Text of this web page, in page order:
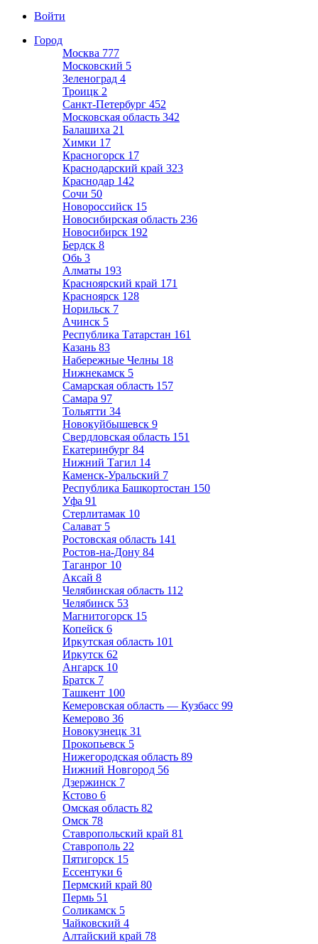
Войти
Город
Москва 777
Московский 5
Зеленоград 4
Троицк 2
Санкт-Петербург 452
Московская область 342
Балашиха 21
Химки 17
Красногорск 17
Краснодарский край 323
Краснодар 142
Сочи 50
Новороссийск 15
Новосибирская область 236
Новосибирск 192
Бердск 8
Обь 3
Алматы 193
Красноярский край 171
Красноярск 128
Норильск 7
Ачинск 5
Республика Татарстан 161
Казань 83
Набережные Челны 18
Нижнекамск 5
Самарская область 157
Самара 97
Тольятти 34
Новокуйбышевск 9
Свердловская область 151
Екатеринбург 84
Нижний Тагил 14
Каменск-Уральский 7
Республика Башкортостан 150
Уфа 91
Стерлитамак 10
Салават 5
Ростовская область 141
Ростов-на-Дону 84
Таганрог 10
Аксай 8
Челябинская область 112
Челябинск 53
Магнитогорск 15
Копейск 6
Иркутская область 101
Иркутск 62
Ангарск 10
Братск 7
Ташкент 100
Кемеровская область — Кузбасс 99
Кемерово 36
Новокузнецк 31
Прокопьевск 5
Нижегородская область 89
Нижний Новгород 56
Дзержинск 7
Кстово 6
Омская область 82
Омск 78
Ставропольский край 81
Ставрополь 22
Пятигорск 15
Ессентуки 6
Пермский край 80
Пермь 51
Соликамск 5
Чайковский 4
Алтайский край 78